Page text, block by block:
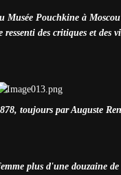
Musée Pouchkine à
des critiques et des
toujours par Auguste
plus d'une douzaine